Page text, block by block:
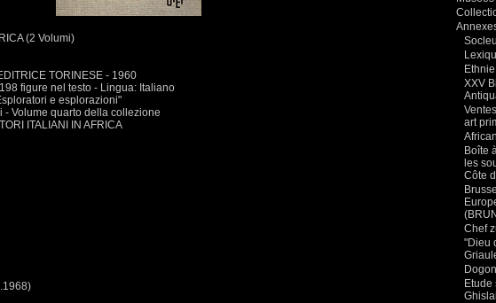
(2 Volumi)
TORINESE - 1960
figure nel testo - Lingua: Italiano
e esplorazioni"
Volume quarto della collezione
ITALIANI IN AFRICA
Ethnie
XXV
art
Boîte
les
Côte
Chef
"Dieu
Etude